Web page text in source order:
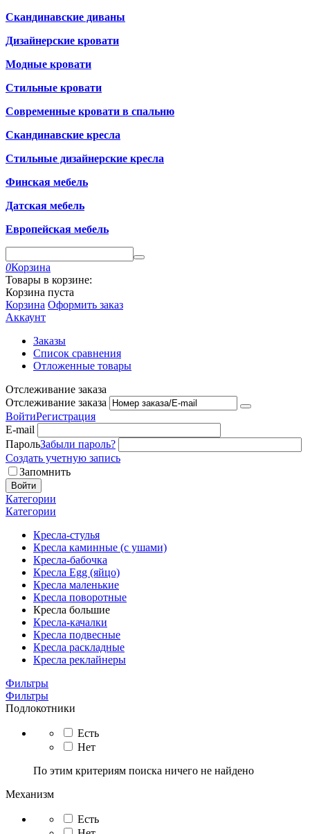
Скандинавские диваны
Дизайнерские кровати
Модные кровати
Стильные кровати
Современные кровати в спальню
Скандинавские кресла
Стильные дизайнерские кресла
Финская мебель
Датская мебель
Европейская мебель
0Корзина
Товары в корзине:
Корзина пуста
Корзина Оформить заказ
Аккаунт
Заказы
Список сравнения
Отложенные товары
Отслеживание заказа
Отслеживание заказа
ВойтиРегистрация
E-mail
ПарольЗабыли пароль?
Создать учетную запись
Запомнить
Войти
Категории
Категории
Кресла-стулья
Кресла каминные (с ушами)
Кресла-бабочка
Кресла Egg (яйцо)
Кресла маленькие
Кресла поворотные
Кресла большие
Кресла-качалки
Кресла подвесные
Кресла раскладные
Кресла реклайнеры
Фильтры
Фильтры
Подлокотники
Есть
Нет
По этим критериям поиска ничего не найдено
Механизм
Есть